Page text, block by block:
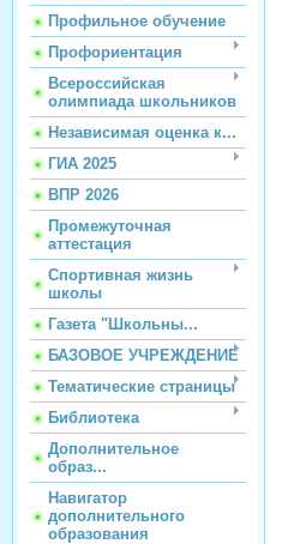
Профильное обучение
Профориентация
Всероссийская
олимпиада школьников
Независимая оценка к...
ГИА 2025
ВПР 2026
Промежуточная
аттестация
Спортивная жизнь
школы
Газета "Школьны...
БАЗОВОЕ УЧРЕЖДЕНИЕ
Тематические страницы
Библиотека
Дополнительное
образ...
Навигатор
дополнительного
образования